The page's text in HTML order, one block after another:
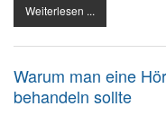
Weiterlesen ...
Warum man eine
behandeln sollte